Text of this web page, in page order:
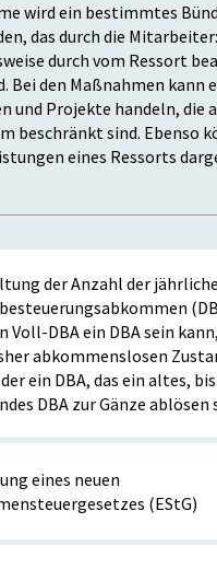
wird ein bestimmtes
das durch die
durch vom Ressort
den Maßnahmen kann
und Projekte handeln, die
beschränkt sind. Ebenso
eines Ressorts
der Anzahl der
Voll-DBA ein DBA sein
abkommenslosen
ein DBA, das ein altes,
DBA zur Gänze ablösen
eines neuen
(EStG)